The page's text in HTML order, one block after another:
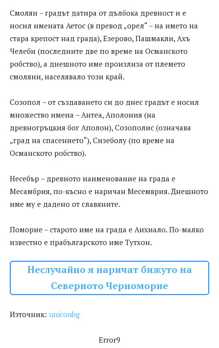
Смолян – градът датира от дълбока древност и е
носил имената Аетос (в превод „орел“ – на името на
стара крепост над града), Езерово, Пашмакли, Ахъ
Челеби (последните две по време на Османското
робство), а днешното име произлиза от племето
смоляни, населявало този край.
Созопол – от създаването си до днес градът е носил
множество имена – Антеа, Аполония (на
древногръцкия бог Аполон), Созополис (означава
„град на спасението“), Сизеболу (по време на
Османското робство).
Несебър – древното наименование на града е
Месамбрия, по-късно е наричан Месемврия. Днешното
име му е дадено от славяните.
Поморие – старото име на града е Анхиало. По-малко
известно е прабългарското име Тутхон.
Неслучайно я наричат бижуто на
Северното Черноморие
Източник: uniconbg
Error9